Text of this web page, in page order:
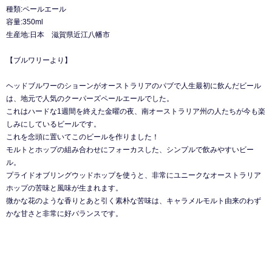
種類:ペールエール
容量:350ml
生産地:日本 滋賀県近江八幡市
【ブルワリーより】
ヘッドブルワーのショーンがオーストラリアのパブで人生最初に飲んだビール
は、地元で人気のクーパーズペールエールでした。
これはハードな1週間を終えた金曜の夜、南オーストラリア州の人たちが今も楽
しみにしているビールです。
これを念頭に置いてこのビールを作りました！
モルトとホップの組み合わせにフォーカスした、シンプルで飲みやすいビー
ル。
プライドオブリングウッドホップを使うと、非常にユニークなオーストラリア
ホップの苦味と風味が生まれます。
微かな花のような香りとあと引く素朴な苦味は、キャラメルモルト由来のわず
かな甘さと非常に好バランスです。